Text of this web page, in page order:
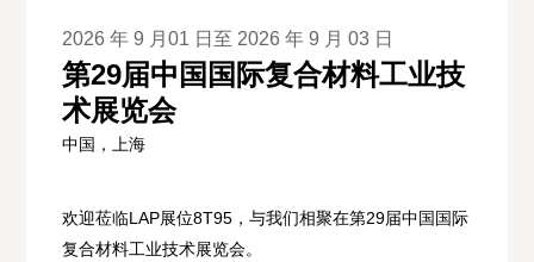
2026 年 9 月01 日至 2026 年 9 月 03 日
第29届中国国际复合材料工业技
术展览会
中国，上海
欢迎莅临LAP展位8T95，与我们相聚在第29届中国国际
复合材料工业技术展览会。